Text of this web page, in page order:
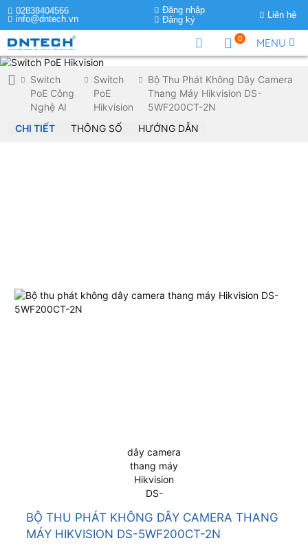
02838404566
info@dntech.vn
Đăng nhập
Đăng ký
Liên hệ
MENU
0
Switch
PoE Công
Nghệ AI
Switch
PoE
Hikvision
Bộ Thu Phát Không Dây Camera
Thang Máy Hikvision DS-
5WF200CT-2N
CHI TIẾT
THÔNG SỐ HƯỚNG DẪN
BỘ THU PHÁT KHÔNG DÂY CAMERA THANG
MÁY HIKVISION DS-5WF200CT-2N